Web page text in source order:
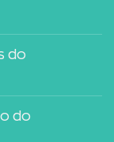
do
do